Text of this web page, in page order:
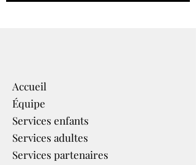
Accueil
Équipe
Services enfants
Services adultes
Services partenaires​